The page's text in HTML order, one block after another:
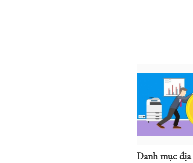
Danh mục